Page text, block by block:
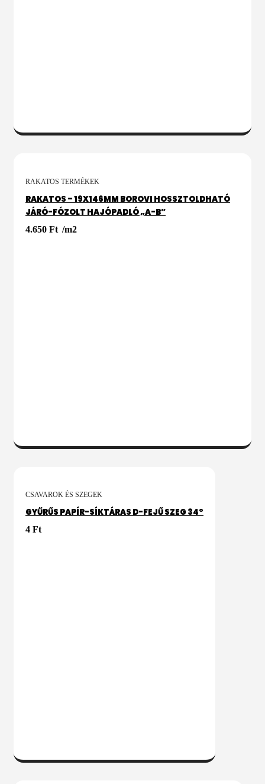
RAKATOS TERMÉKEK
RAKATOS – 19X146MM BOROVI HOSSZTOLDHATÓ
JÁRÓ-FÓZOLT HAJÓPADLÓ „A-B”
4.650 Ft /m2
VÁLASSZ OPCIÓT
CSAVAROK ÉS SZEGEK
GYŰRŰS PAPÍR-SÍKTÁRAS D-FEJŰ SZEG 34°
4 Ft